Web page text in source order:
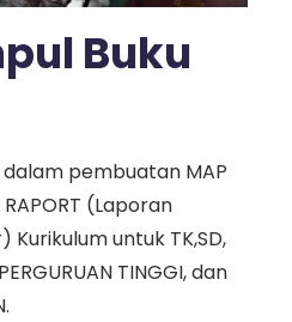
Buku
pembuatan MAP
(Laporan
Kurikulum untuk TK,SD,
TINGGI, dan